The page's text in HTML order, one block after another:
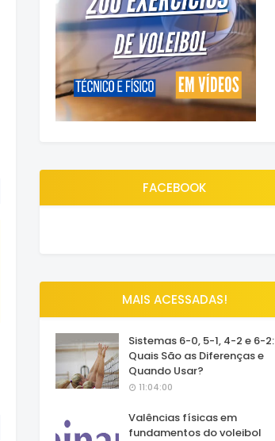
FACEBOOK
MAIS ACESSADAS!
Sistemas 6-0, 5-1, 4-2 e 6-2:
Quais São as Diferenças e
Quando Usar?
11:04:00
Valências físicas em
fundamentos do voleibol